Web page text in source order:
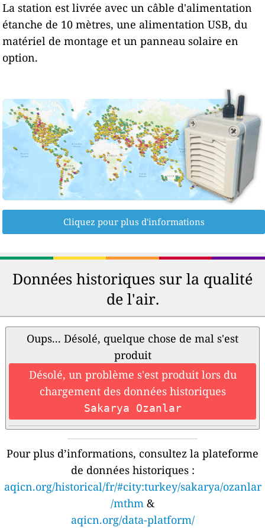
La station est livrée avec un câble d'alimentation
étanche de 10 mètres, une alimentation USB, du
matériel de montage et un panneau solaire en
option.
Cliquez pour plus d'informations
Données historiques sur la qualité
de l'air.
Oups... Désolé, quelque chose de mal s'est
produit
Désolé, un problème s'est produit lors du
chargement des données historiques
Sakarya Ozanlar
Pour plus d’informations, consultez la plateforme
de données historiques :
aqicn.org/historical/fr/#city:turkey/sakarya/ozanlar
/mthm &
aqicn.org/data-platform/